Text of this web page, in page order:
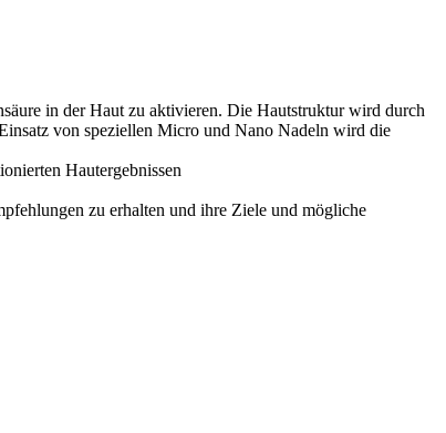
in der Haut zu aktivieren. Die Hautstruktur wird durch
von speziellen Micro und Nano Nadeln wird die
Hautergebnissen
zu erhalten und ihre Ziele und mögliche